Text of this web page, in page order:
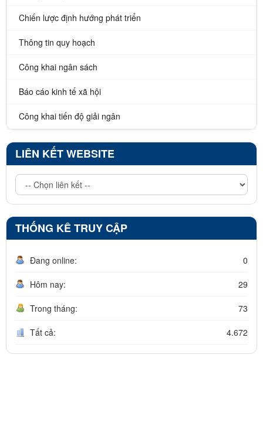
Chiến lược định hướng phát triển
Thông tin quy hoạch
Công khai ngân sách
Báo cáo kinh tế xã hội
Công khai tiến độ giải ngân
LIÊN KẾT WEBSITE
THỐNG KÊ TRUY CẬP
Đang online: 0
Hôm nay: 29
Trong tháng: 73
Tất cả: 4.672